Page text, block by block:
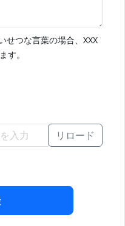
せつな言葉の場合、XXX
す。
リロード